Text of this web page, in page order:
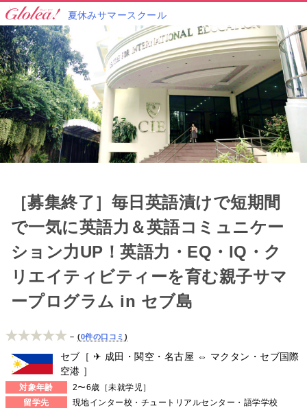
夏休みサマースクール
［募集終了］毎日英語漬けで短期間
で一気に英語力＆英語コミュニケー
ション力UP！英語力・EQ・IQ・ク
リエイティビティーを育む親子サマ
ープログラム in セブ島
– 0件の口コミ
セブ［ ✈ 成田・関空・名古屋 ⇔ マクタン・セブ国際
空港 ］
対象年齢
2〜6歳［未就学児］
留学先
現地インター校・チュートリアルセンター・語学学校